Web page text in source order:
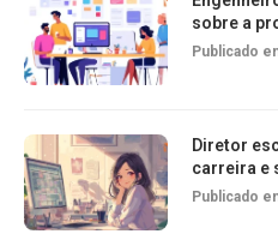
sobre a
Publicado
Diretor
carreira e
Publicado